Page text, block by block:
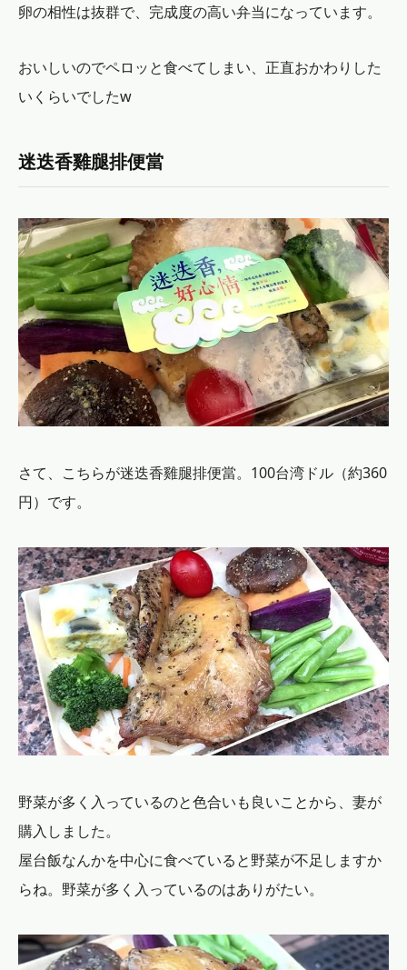
卵の相性は抜群で、完成度の高い弁当になっています。
おいしいのでペロッと食べてしまい、正直おかわりした
いくらいでしたw
迷迭香雞腿排便當
さて、こちらが迷迭香雞腿排便當。100台湾ドル（約360
円）です。
野菜が多く入っているのと色合いも良いことから、妻が
購入しました。
屋台飯なんかを中心に食べていると野菜が不足しますか
らね。野菜が多く入っているのはありがたい。